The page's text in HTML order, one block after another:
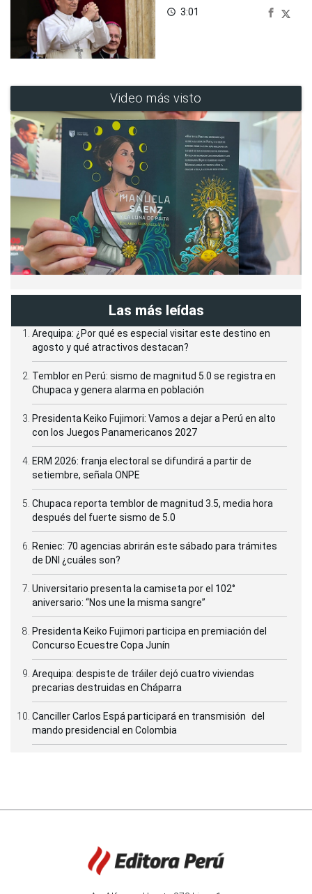
access_time 3:01
Video más visto
Las más leídas
Arequipa: ¿Por qué es especial visitar este destino en
agosto y qué atractivos destacan?
Temblor en Perú: sismo de magnitud 5.0 se registra en
Chupaca y genera alarma en población
Presidenta Keiko Fujimori: Vamos a dejar a Perú en alto
con los Juegos Panamericanos 2027
ERM 2026: franja electoral se difundirá a partir de
setiembre, señala ONPE
Chupaca reporta temblor de magnitud 3.5, media hora
después del fuerte sismo de 5.0
Reniec: 70 agencias abrirán este sábado para trámites
de DNI ¿cuáles son?
Universitario presenta la camiseta por el 102°
aniversario: “Nos une la misma sangre”
Presidenta Keiko Fujimori participa en premiación del
Concurso Ecuestre Copa Junín
Arequipa: despiste de tráiler dejó cuatro viviendas
precarias destruidas en Cháparra
Canciller Carlos Espá participará en transmisión del
mando presidencial en Colombia